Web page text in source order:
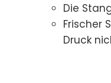
Die
Frischer
Druck